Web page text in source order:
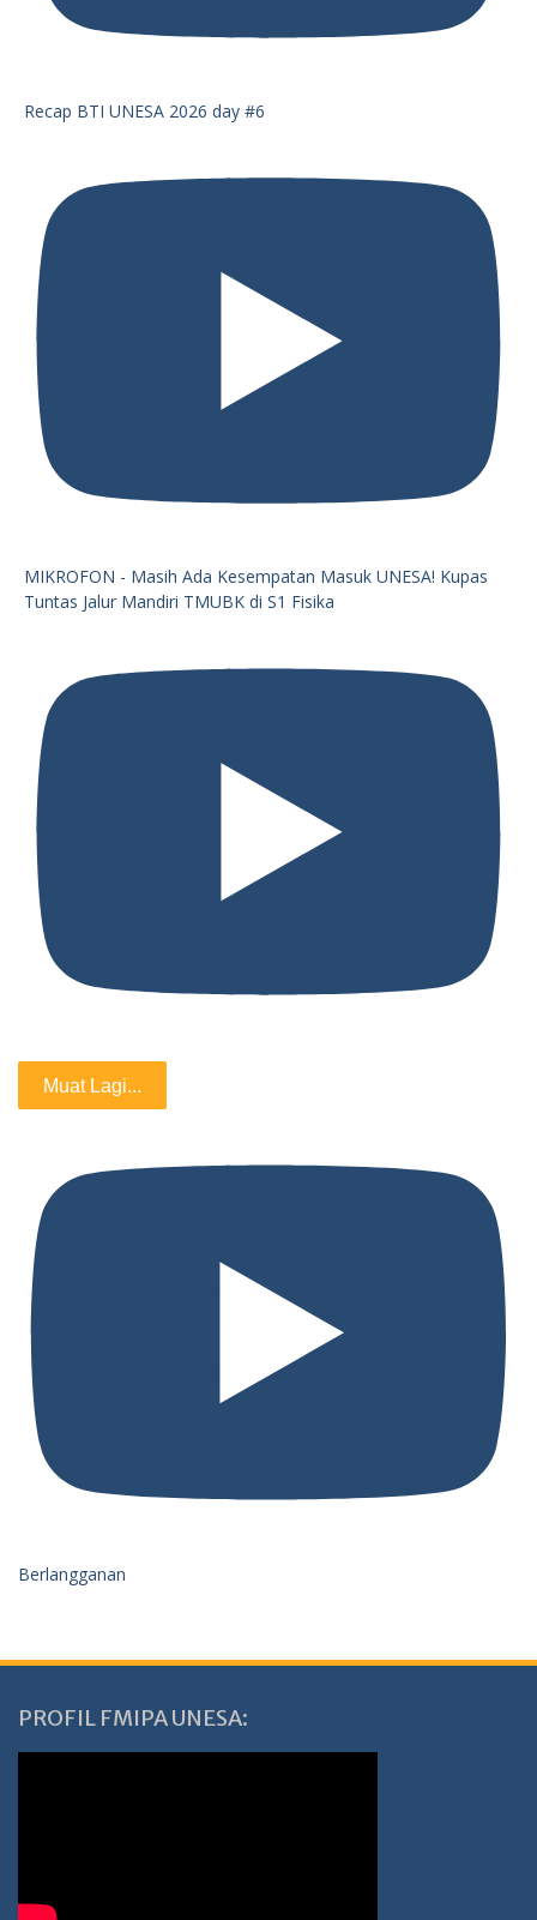
Recap BTI UNESA 2026 day #6
MIKROFON - Masih Ada Kesempatan Masuk UNESA! Kupas
Tuntas Jalur Mandiri TMUBK di S1 Fisika
Muat Lagi...
Berlangganan
PROFIL FMIPA UNESA: